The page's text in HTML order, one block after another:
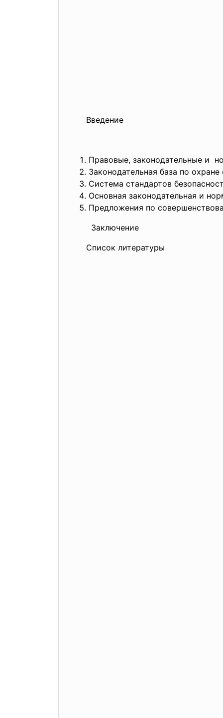
Введение
Правовые, законодательные и
Законодательная база по
Система стандартов
Основная законодательная и
Предложения по
Заключение
Список литературы